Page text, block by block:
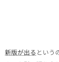
新版が出る という